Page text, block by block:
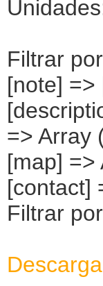
Filtrar
[note] =>
=> Array
[map] =>
[contact]
Filtrar